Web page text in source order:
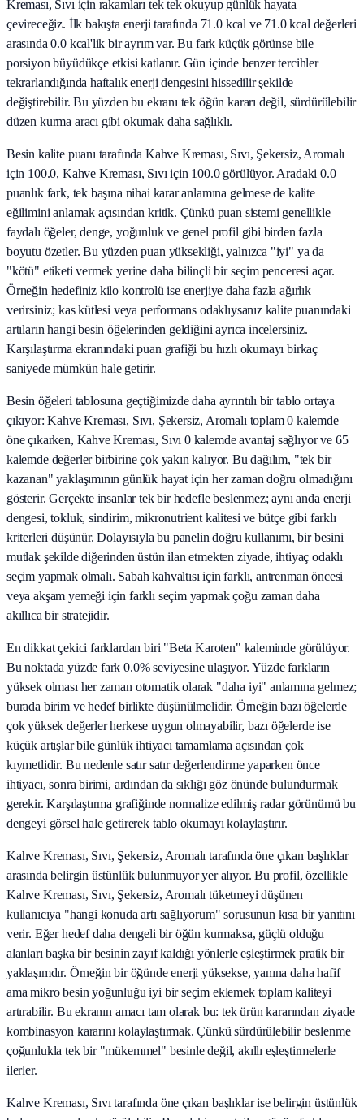
Kreması, Sıvı için rakamları tek tek okuyup günlük hayata
çevireceğiz. İlk bakışta enerji tarafında 71.0 kcal ve 71.0 kcal değerleri
arasında 0.0 kcal'lik bir ayrım var. Bu fark küçük görünse bile
porsiyon büyüdükçe etkisi katlanır. Gün içinde benzer tercihler
tekrarlandığında haftalık enerji dengesini hissedilir şekilde
değiştirebilir. Bu yüzden bu ekranı tek öğün kararı değil, sürdürülebilir
düzen kurma aracı gibi okumak daha sağlıklı.
Besin kalite puanı tarafında Kahve Kreması, Sıvı, Şekersiz, Aromalı
için 100.0, Kahve Kreması, Sıvı için 100.0 görülüyor. Aradaki 0.0
puanlık fark, tek başına nihai karar anlamına gelmese de kalite
eğilimini anlamak açısından kritik. Çünkü puan sistemi genellikle
faydalı öğeler, denge, yoğunluk ve genel profil gibi birden fazla
boyutu özetler. Bu yüzden puan yüksekliği, yalnızca "iyi" ya da
"kötü" etiketi vermek yerine daha bilinçli bir seçim penceresi açar.
Örneğin hedefiniz kilo kontrolü ise enerjiye daha fazla ağırlık
verirsiniz; kas kütlesi veya performans odaklıysanız kalite puanındaki
artıların hangi besin öğelerinden geldiğini ayrıca incelersiniz.
Karşılaştırma ekranındaki puan grafiği bu hızlı okumayı birkaç
saniyede mümkün hale getirir.
Besin öğeleri tablosuna geçtiğimizde daha ayrıntılı bir tablo ortaya
çıkıyor: Kahve Kreması, Sıvı, Şekersiz, Aromalı toplam 0 kalemde
öne çıkarken, Kahve Kreması, Sıvı 0 kalemde avantaj sağlıyor ve 65
kalemde değerler birbirine çok yakın kalıyor. Bu dağılım, "tek bir
kazanan" yaklaşımının günlük hayat için her zaman doğru olmadığını
gösterir. Gerçekte insanlar tek bir hedefle beslenmez; aynı anda enerji
dengesi, tokluk, sindirim, mikronutrient kalitesi ve bütçe gibi farklı
kriterleri düşünür. Dolayısıyla bu panelin doğru kullanımı, bir besini
mutlak şekilde diğerinden üstün ilan etmekten ziyade, ihtiyaç odaklı
seçim yapmak olmalı. Sabah kahvaltısı için farklı, antrenman öncesi
veya akşam yemeği için farklı seçim yapmak çoğu zaman daha
akıllıca bir stratejidir.
En dikkat çekici farklardan biri "Beta Karoten" kaleminde görülüyor.
Bu noktada yüzde fark 0.0% seviyesine ulaşıyor. Yüzde farkların
yüksek olması her zaman otomatik olarak "daha iyi" anlamına gelmez;
burada birim ve hedef birlikte düşünülmelidir. Örneğin bazı öğelerde
çok yüksek değerler herkese uygun olmayabilir, bazı öğelerde ise
küçük artışlar bile günlük ihtiyacı tamamlama açısından çok
kıymetlidir. Bu nedenle satır satır değerlendirme yaparken önce
ihtiyacı, sonra birimi, ardından da sıklığı göz önünde bulundurmak
gerekir. Karşılaştırma grafiğinde normalize edilmiş radar görünümü bu
dengeyi görsel hale getirerek tablo okumayı kolaylaştırır.
Kahve Kreması, Sıvı, Şekersiz, Aromalı tarafında öne çıkan başlıklar
arasında belirgin üstünlük bulunmuyor yer alıyor. Bu profil, özellikle
Kahve Kreması, Sıvı, Şekersiz, Aromalı tüketmeyi düşünen
kullanıcıya "hangi konuda artı sağlıyorum" sorusunun kısa bir yanıtını
verir. Eğer hedef daha dengeli bir öğün kurmaksa, güçlü olduğu
alanları başka bir besinin zayıf kaldığı yönlerle eşleştirmek pratik bir
yaklaşımdır. Örneğin bir öğünde enerji yüksekse, yanına daha hafif
ama mikro besin yoğunluğu iyi bir seçim eklemek toplam kaliteyi
artırabilir. Bu ekranın amacı tam olarak bu: tek ürün kararından ziyade
kombinasyon kararını kolaylaştırmak. Çünkü sürdürülebilir beslenme
çoğunlukla tek bir "mükemmel" besinle değil, akıllı eşleştirmelerle
ilerler.
Kahve Kreması, Sıvı tarafında öne çıkan başlıklar ise belirgin üstünlük